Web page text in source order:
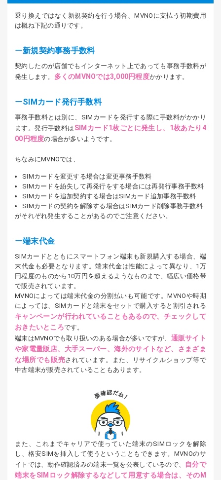
乗り換えではなく新規契約を行う場合、MVNOに支払う初期費用
は概ね下記の通りです。
新規契約事務手数料
契約したのが店舗でもインターネット上であっても事務手数料が
発生します。 多くのMVNOでは3,000円程度かかります。
SIMカード発行手数料
事務手数料とは別に、SIMカードを発行する際に手数料がかかり
ます。発行手数料は SIMカード1枚ごとに発生し、1枚あたり4
00円程度の場合が多いようです。
ちなみにMVNOでは、
SIMカードを変更する場合は変更事務手数料
SIMカードを紛失して再発行をする場合には再発行事務手数料
SIMカードを追加契約する場合はSIMカード追加事務手数料
SIMカードの契約を解除する場合はSIMカード削除事務手数料
がそれぞれ発生することがあるのでご注意ください。
端末代金
SIMカードとともにスマートフォン端末も新規購入する場合、端
末代金も必要となります。端末代金は性能によって異なり、1万
円程度のものから10万円を超えるようなものまで、幅広い価格帯
で販売されています。
MVNOによっては端末代金の分割払いも可能です。MVNOや時期
によっては、SIMカードと端末をセットで購入すると割引される
キャンペーンが行われていることもあるので、チェックして
おきたいところです。
端末はMVNOでも取り扱いのある場合が多いですが、 通販サイト
や家電量販店、大手スーパー、海外のサイトなど、さまざま
な場所でも販売されています。また、リサイクルショップ等で
中古端末が販売されていることもあります。
また、これまでキャリアで使っていた端末のSIMロックを解除
し、格安SIMを挿入して使うということもできます。MVNOのサ
イトでは、動作確認済みの端末一覧を公表しているので、
自分で
端末をSIMロック解除するなどして用意する場合は、そのM